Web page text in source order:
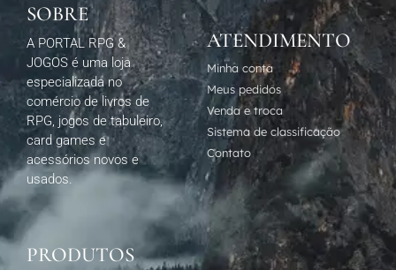
SOBRE
A PORTAL RPG &
JOGOS é uma loja
especializada no
comércio de livros de
RPG, jogos de tabuleiro,
card games e
acessórios novos e
usados.
ATENDIMENTO
Minha conta
Meus pedidos
Venda e troca
Sistema de classificação
Contato
PRODUTOS